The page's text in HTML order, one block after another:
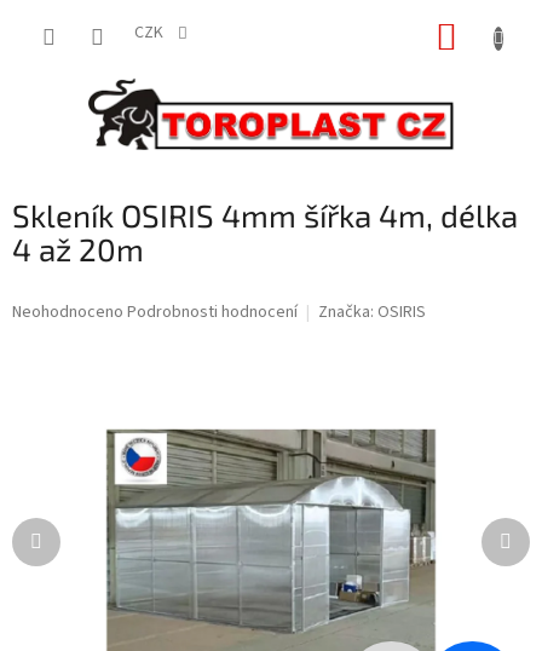
CZK
Skleník OSIRIS 4mm šířka 4m, délka
4 až 20m
Průměrné
Neohodnoceno Podrobnosti hodnocení Značka: OSIRIS